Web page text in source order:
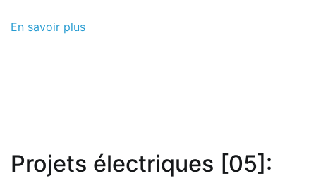
En savoir plus
Projets électriques [05]: